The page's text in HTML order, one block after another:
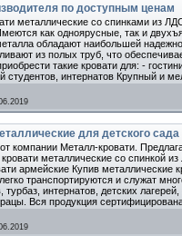
по доступным ценам
металлические со спинками из
как одноярусные, так и
обладают наибольшей
из полых труб, что
такие кровати для: -
студентов, интернатов Крупный и
для детского сада
компании Металл-кровати.
металлические со спинкой
армейские Купив металлические
транспортируются и служат
интернатов, детских
Вся продукция